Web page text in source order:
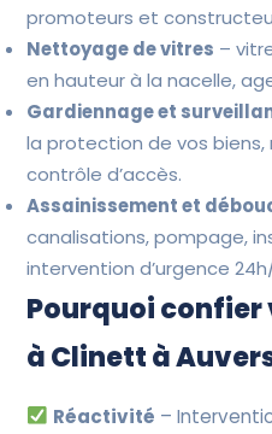
promoteurs et
Nettoyage de vitres –
en hauteur à la nacelle,
Gardiennage et
la protection de vos
contrôle d’accès.
Assainissement et
canalisations, pompage,
intervention d’urgence
Pourquoi
à Clinett à
Réactivité –